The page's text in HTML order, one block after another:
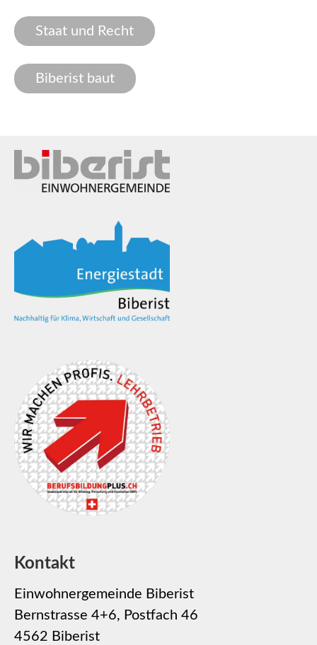
Staat und Recht
Biberist baut
Kontakt
Einwohnergemeinde Biberist
Bernstrasse 4+6, Postfach 46
4562 Biberist